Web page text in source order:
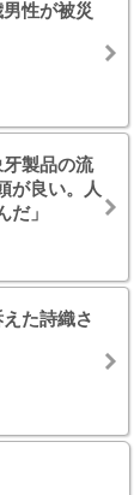
性が被災
製品の流
が良い。人
だ」
た詩織さ